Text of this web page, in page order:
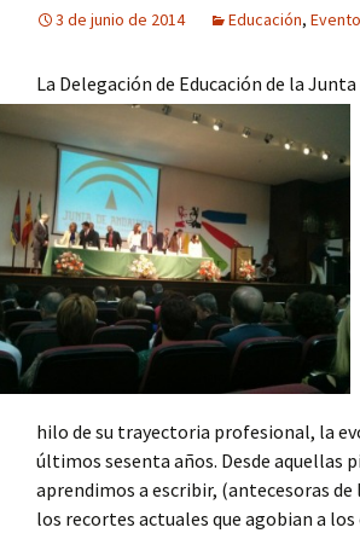
3 de junio de 2014 Educación,
La Delegación de Educación de la
hilo de su trayectoria profesional, la
últimos sesenta años. Desde aquellas
aprendimos a escribir, (antecesoras
los recortes actuales que agobian a